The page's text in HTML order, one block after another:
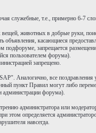
служебные, т.е., примерно 6-7
животных в добрые руки,
касающиеся
подфоруме, запрещается
пользователем форума).
запрещено.
Аналогично, все
пункт Правил могут либо
администрации форума).
администратора или
этом определяется
навсегда.